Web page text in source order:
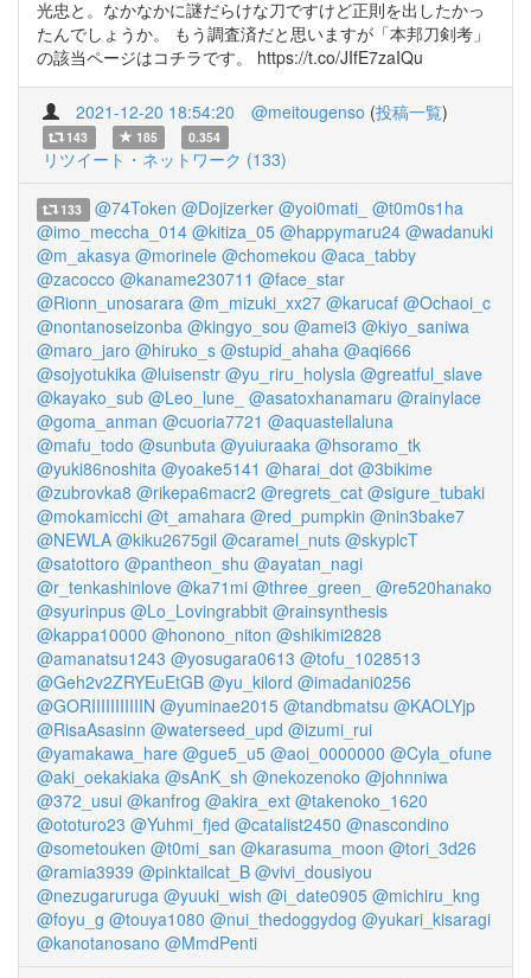
光忠と。なかなかに謎だらけな刀ですけど正則を出したかっ
たんでしょうか。 もう調査済だと思いますが「本邦刀剣考」
の該当ページはコチラです。 https://t.co/JIfE7zaIQu
2021-12-20 18:54:20 @meitougenso (投稿一覧)
143 185 0.354
リツイート・ネットワーク (133)
133 @74Token @Dojizerker @yoi0mati_ @t0m0s1ha
@imo_meccha_014 @kitiza_05 @happymaru24 @wadanuki
@m_akasya @morinele @chomekou @aca_tabby
@zacocco @kaname230711 @face_star
@Rionn_unosarara @m_mizuki_xx27 @karucaf @Ochaoi_c
@nontanoseizonba @kingyo_sou @amei3 @kiyo_saniwa
@maro_jaro @hiruko_s @stupid_ahaha @aqi666
@sojyotukika @luisenstr @yu_riru_holysla @greatful_slave
@kayako_sub @Leo_lune_ @asatoxhanamaru @rainylace
@goma_anman @cuoria7721 @aquastellaluna
@mafu_todo @sunbuta @yuiuraaka @hsoramo_tk
@yuki86noshita @yoake5141 @harai_dot @3bikime
@zubrovka8 @rikepa6macr2 @regrets_cat @sigure_tubaki
@mokamicchi @t_amahara @red_pumpkin @nin3bake7
@NEWLA @kiku2675gil @caramel_nuts @skyplcT
@satottoro @pantheon_shu @ayatan_nagi
@r_tenkashinlove @ka71mi @three_green_
@re520hanako
@syurinpus @Lo_Lovingrabbit @rainsynthesis
@kappa10000 @honono_niton @shikimi2828
@amanatsu1243 @yosugara0613 @tofu_1028513
@Geh2v2ZRYEuEtGB @yu_kilord @imadani0256
@GORIIIIIIIIIIIN @yuminae2015 @tandbmatsu @KAOLYjp
@RisaAsasinn @waterseed_upd @izumi_rui
@yamakawa_hare @gue5_u5 @aoi_0000000 @Cyla_ofune
@aki_oekakiaka @sAnK_sh @nekozenoko @johnniwa
@372_usui @kanfrog @akira_ext @takenoko_1620
@ototuro23 @Yuhmi_fjed @catalist2450 @nascondino
@sometouken @t0mi_san @karasuma_moon @tori_3d26
@ramia3939 @pinktailcat_B @vivi_dousiyou
@nezugaruruga @yuuki_wish @i_date0905 @michiru_kng
@foyu_g @touya1080 @nui_thedoggydog @yukari_kisaragi
@kanotanosano @MmdPenti